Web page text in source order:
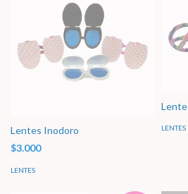
Lentes Inodoro
$3.000
LENTES
LENTES